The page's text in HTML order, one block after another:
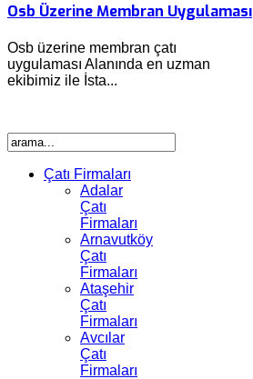
Osb Üzerine Membran Uygulaması
Osb üzerine membran çatı
uygulaması Alanında en uzman
ekibimiz ile İsta...
Çatı Firmaları
Adalar
Çatı
Firmaları
Arnavutköy
Çatı
Firmaları
Ataşehir
Çatı
Firmaları
Avcılar
Çatı
Firmaları